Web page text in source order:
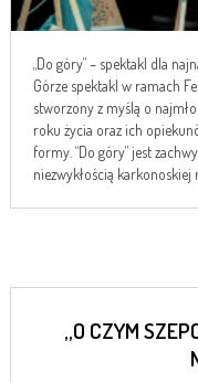
„Do góry” – spektakl dla
Górze spektakl w ramach
stworzony z myślą o
roku życia oraz ich
formy. “Do góry” jest
niezwykłością karkonoskiej
„O CZYM